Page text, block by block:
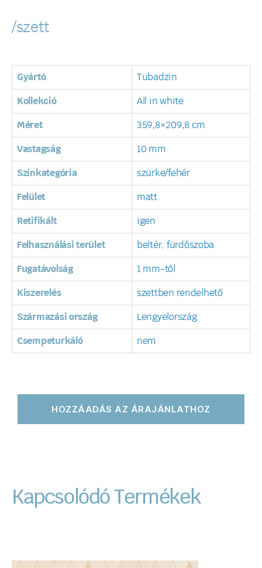
/szett
Gyártó Tubadzin
Kollekció All in white
Méret 359,8×209,8 cm
Vastagság 10 mm
Színkategória szürke/fehér
Felület matt
Retifikált igen
Felhasználási terület beltér, fürdőszoba
Fugatávolság 1 mm-től
Kiszerelés szettben rendelhető
Származási ország Lengyelország
Csempeturkáló nem
HOZZÁADÁS AZ ÁRAJÁNLATHOZ
Kapcsolódó Termékek